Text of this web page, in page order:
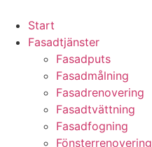
content
Start
Fasadtjänster
Fasadputs
Fasadmålning
Fasadrenovering
Fasadtvättning
Fasadfogning
Fönsterrenovering